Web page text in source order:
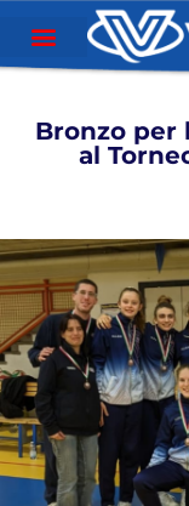
Bronzo per
al